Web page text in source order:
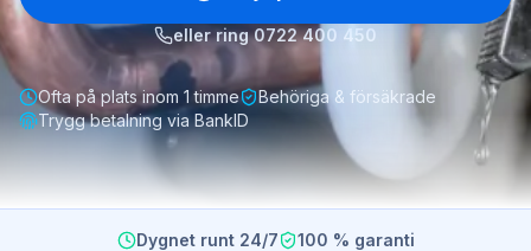
eller ring0722 400 450
Ofta på plats inom 1 timme
Behöriga & försäkrade
Trygg betalning via BankID
Dygnet runt 24/7
100 % garanti